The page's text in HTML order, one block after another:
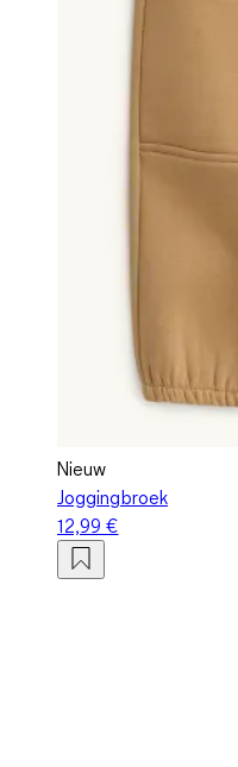
Nieuw
Joggingbroek
12,99 €